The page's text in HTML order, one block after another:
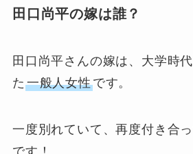
田口尚平の嫁は誰？
田口尚平さんの嫁は、大学時
た 一般人女性です。
一度別れていて、再度付き合
です！